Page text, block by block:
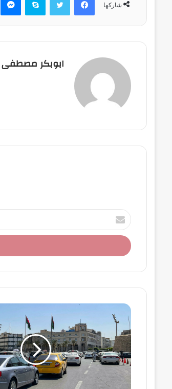
شاركها
ابوبكر مصطفى
أ
د
خ
ل
د
ا
ل
إ
ل
ك
ت
ر